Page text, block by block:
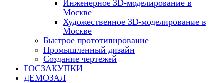
Инженерное 3D-моделирование в
Москве
Художественное 3D-моделирование в
Москве
Быстрое прототипирование
Промышленный дизайн
Создание чертежей
ГОСЗАКУПКИ
ДЕМОЗАЛ